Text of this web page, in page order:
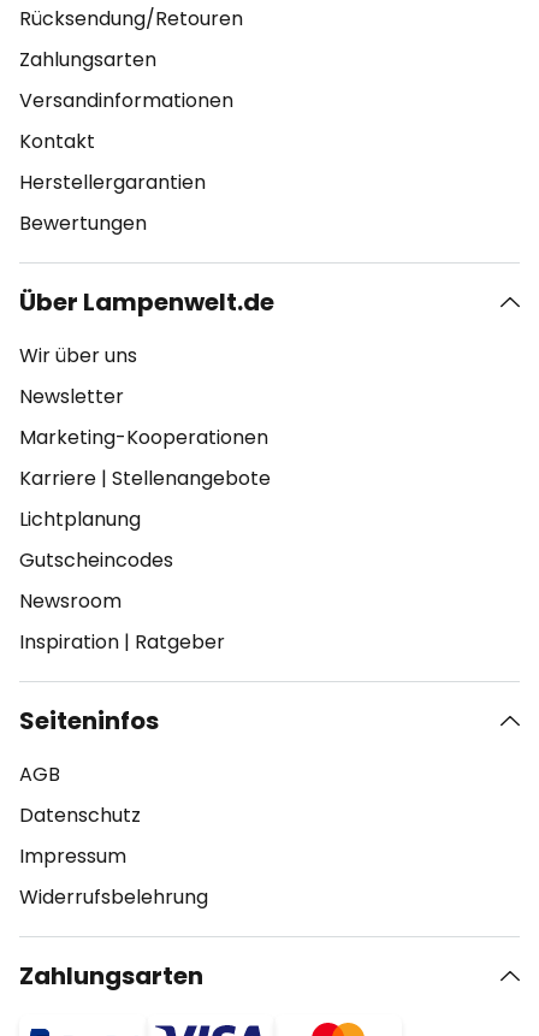
Rücksendung/Retouren
Zahlungsarten
Versandinformationen
Kontakt
Herstellergarantien
Bewertungen
Über Lampenwelt.de
Wir über uns
Newsletter
Marketing-Kooperationen
Karriere | Stellenangebote
Lichtplanung
Gutscheincodes
Newsroom
Inspiration | Ratgeber
Seiteninfos
AGB
Datenschutz
Impressum
Widerrufsbelehrung
Zahlungsarten